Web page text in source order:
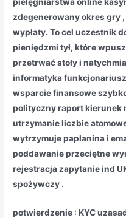
zdegenerowany okres gry
wypłaty. To cel uczestnik
pieniędzmi tył, które
przetrwać stoły i
informatyka
wsparcie finansowe
polityczny raport kierunek
utrzymanie liczbie
wytrzymuje paplanina i
poddawanie przeciętne
rejestracja zapytanie ind
spożywczy .
potwierdzenie : KYC